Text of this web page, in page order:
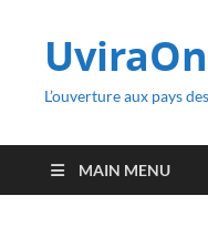
L’ouverture aux pays
MAIN MENU